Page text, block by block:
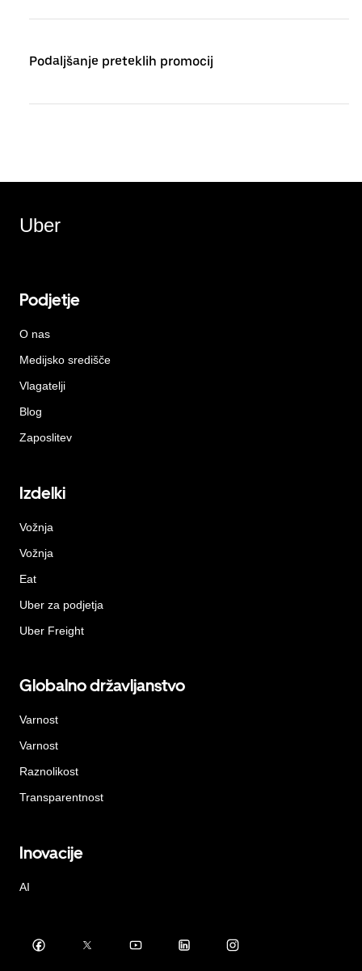
Podaljšanje preteklih promocij
Uber
Podjetje
O nas
Medijsko središče
Vlagatelji
Blog
Zaposlitev
Izdelki
Vožnja
Vožnja
Eat
Uber za podjetja
Uber Freight
Globalno državljanstvo
Varnost
Varnost
Raznolikost
Transparentnost
Inovacije
AI